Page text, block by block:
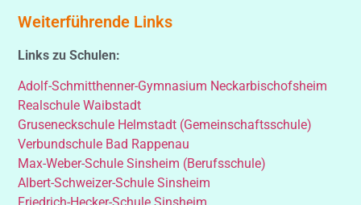
Weiterführende Links
Links zu Schulen:
Adolf-Schmitthenner-Gymnasium Neckarbischofsheim
Realschule Waibstadt
Gruseneckschule Helmstadt (Gemeinschaftsschule)
Verbundschule Bad Rappenau
Max-Weber-Schule Sinsheim (Berufsschule)
Albert-Schweizer-Schule Sinsheim